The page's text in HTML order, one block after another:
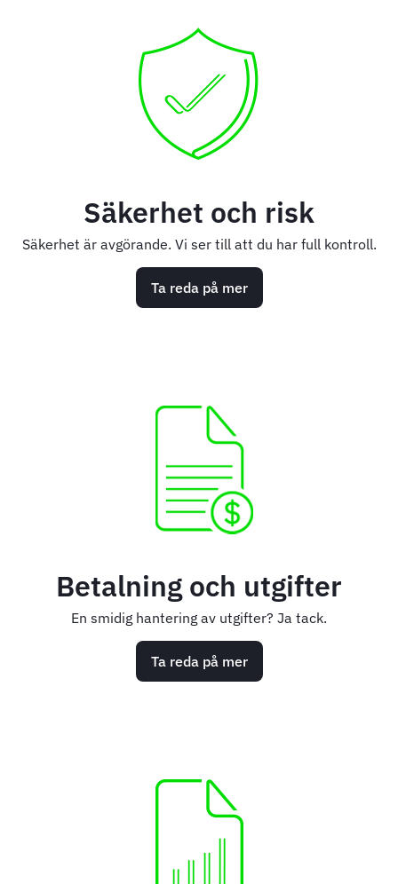
Säkerhet och risk
Säkerhet är avgörande. Vi ser till att du har full kontroll.
Ta reda på mer
Betalning och utgifter
En smidig hantering av utgifter? Ja tack.
Ta reda på mer